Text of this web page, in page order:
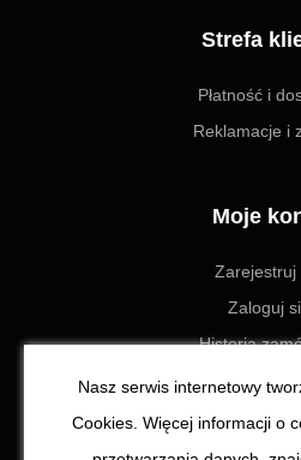
Nasz serwis internetowy
Cookies. Więcej informacji o
Strefa
Płatność i
Reklamacje i
Moje
Zarejestruj
Zaloguj
Historia
Ustawienia